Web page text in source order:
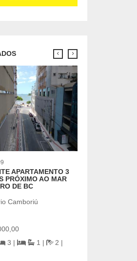
APARTAMENTO 3
PRÓXIMO AO MAR
DE BC
Camboriú
3 | 1 | 2 |